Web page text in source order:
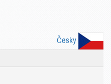
Česky